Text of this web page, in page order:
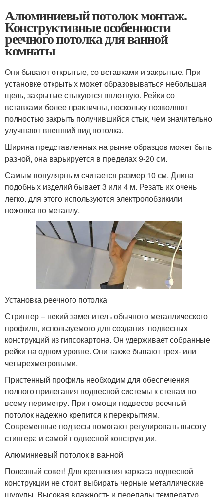
Алюминиевый потолок монтаж.
Конструктивные особенности
реечного потолка для ванной
комнаты
Они бывают открытые, со вставками и закрытые. При
установке открытых может образовываться небольшая
щель, закрытые стыкуются вплотную. Рейки со
вставками более практичны, поскольку позволяют
полностью закрыть получившийся стык, чем значительно
улучшают внешний вид потолка.
Ширина представленных на рынке образцов может быть
разной, она варьируется в пределах 9-20 см.
Самым популярным считается размер 10 см. Длина
подобных изделий бывает 3 или 4 м. Резать их очень
легко, для этого используются электролобзикили
ножовка по металлу.
Установка реечного потолка
Стрингер – некий заменитель обычного металлического
профиля, используемого для создания подвесных
конструкций из гипсокартона. Он удерживает собранные
рейки на одном уровне. Они также бывают трех- или
четырехметровыми.
Пристенный профиль необходим для обеспечения
полного прилегания подвесной системы к стенам по
всему периметру. При помощи подвесов реечный
потолок надежно крепится к перекрытиям.
Современные подвесы помогают регулировать высоту
стингера и самой подвесной конструкции.
Алюминиевый потолок в ванной
Полезный совет! Для крепления каркаса подвесной
конструкции не стоит выбирать черные металлические
шурупы. Высокая влажность и перепады температур